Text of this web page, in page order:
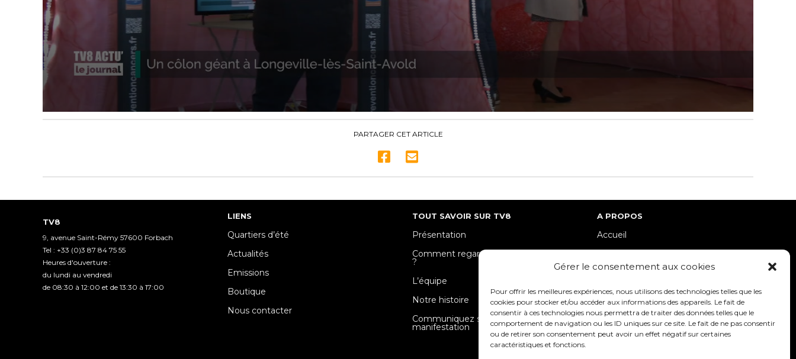
Gérer le consentement aux cookies
Pour offrir les meilleures expériences, nous utilisons des technologies telles que les
cookies pour stocker et/ou accéder aux informations des appareils. Le fait de
consentir à ces technologies nous permettra de traiter des données telles que le
comportement de navigation ou les ID uniques sur ce site. Le fait de ne pas consentir
ou de retirer son consentement peut avoir un effet négatif sur certaines
caractéristiques et fonctions.
PARTAGER CET ARTICLE
TV8
9, avenue Saint-Rémy 57600 Forbach
Tel : +33 (0)3 87 84 75 55
Heures d'ouverture :
du lundi au vendredi
de 08:30 à 12:00 et de 13:30 à 17:00
LIENS
Quartiers d’été
Actualités
Emissions
Boutique
Nous contacter
TOUT SAVOIR SUR TV8
Présentation
Comment regarder TV8 Moselle-Est
?
L’équipe
Notre histoire
Communiquez sur votre
manifestation
A PROPOS
Accueil
Mentions Légales / Crédits
Politique de cookies (UE)
Politique de confidentialité – RGPD